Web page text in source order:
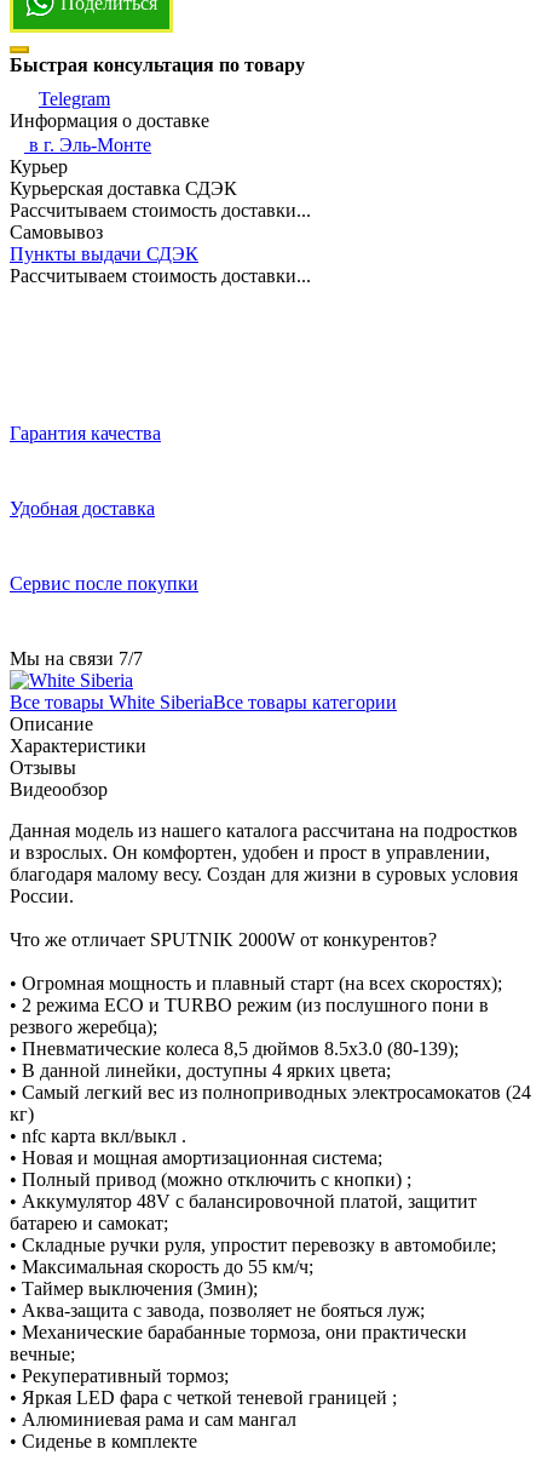
Быстрая консультация по товару
Telegram
Информация о доставке
в г. Эль-Монте
Курьер
Курьерская доставка СДЭК
Рассчитываем стоимость доставки...
Самовывоз
Пункты выдачи СДЭК
Рассчитываем стоимость доставки...
Гарантия качества
Удобная доставка
Сервис после покупки
Мы на связи 7/7
Все товары White SiberiaВсе товары категории
Описание
Характеристики
Отзывы
Видеообзор
Данная модель из нашего каталога рассчитана на подростков
и взрослых. Он комфортен, удобен и прост в управлении,
благодаря малому весу. Создан для жизни в суровых условия
России.
Что же отличает SPUTNIK 2000W от конкурентов?
• Огромная мощность и плавный старт (на всех скоростях);
• 2 режима ECO и TURBO режим (из послушного пони в
резвого жеребца);
• Пневматические колеса 8,5 дюймов 8.5x3.0 (80-139);
• В данной линейки, доступны 4 ярких цвета;
• Самый легкий вес из полноприводных электросамокатов (24
кг)
• nfc карта вкл/выкл .
• Новая и мощная амортизационная система;
• Полный привод (можно отключить с кнопки) ;
• Аккумулятор 48V с балансировочной платой, защитит
батарею и самокат;
• Складные ручки руля, упростит перевозку в автомобиле;
• Максимальная скорость до 55 км/ч;
• Таймер выключения (3мин);
• Аква-защита с завода, позволяет не бояться луж;
• Механические барабанные тормоза, они практически
вечные;
• Рекуперативный тормоз;
• Яркая LED фара с четкой теневой границей ;
• Алюминиевая рама и сам мангал
• Сиденье в комплекте